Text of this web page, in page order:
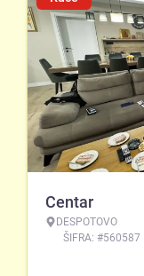
Centar
DESPOTOVO
ŠIFRA: #560587